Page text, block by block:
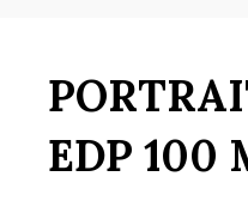
EDP 100